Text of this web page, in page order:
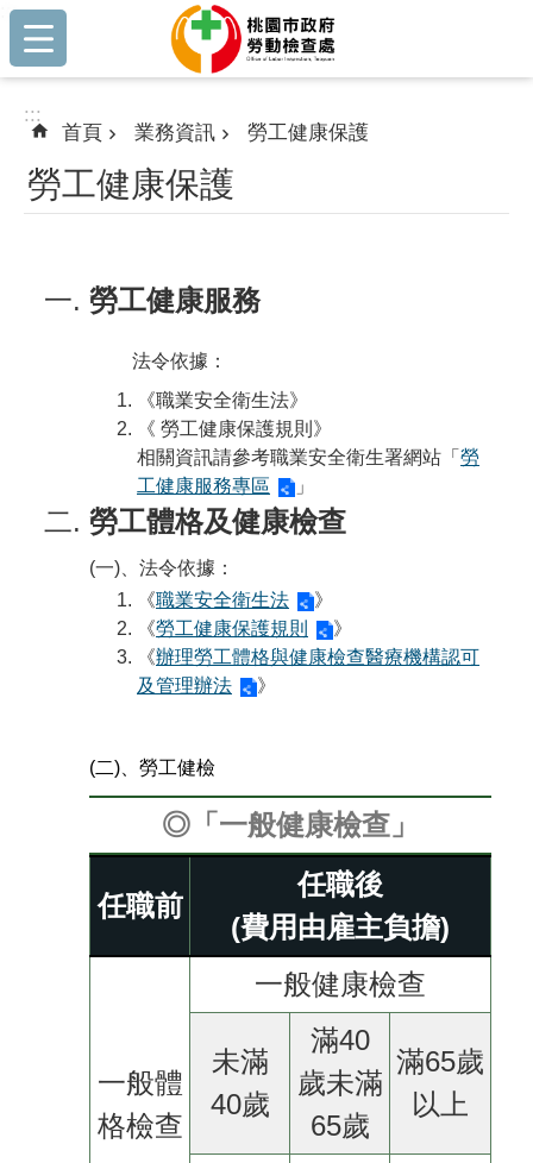
跳到主要內容區塊
:::
:::
首頁 業務資訊 勞工健康保護
勞工健康保護
勞工健康服務
法令依據：
《職業安全衛生法》
《 勞工健康保護規則》
相關資訊請參考職業安全衛生署網站「 勞
工健康服務專區
」
勞工體格及健康檢查
(一)、法令依據：
《職業安全衛生法
》
《勞工健康保護規則
》
《辦理勞工體格與健康檢查醫療機構認可
及管理辦法
》
(二)、勞工健檢
◎「一般健康檢查」
任職前
任職後
(費用由雇主負擔)
一般體
格檢查
一般健康檢查
未滿
40歲
滿40
歲未滿
65歲
滿65歲
以上